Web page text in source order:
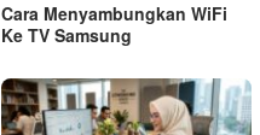
Cara Menyambungkan WiFi
Ke TV Samsung